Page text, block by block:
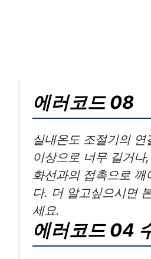
에러코드 08
실내온도 조절기의 연
이상으로 너무 길거
화선과의 접촉으로 깨
다. 더 알고싶으시면
세요.
에러코드 04